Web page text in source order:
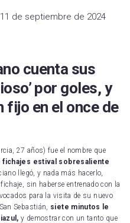
11 de septiembre de 2024
cuenta sus
por goles, y
fijo en el once de
27 años) fue el nombre que
fichajes estival sobresaliente
llegó, y nada más hacerlo,
sin haberse entrenado con la
para la visita de su nuevo
Sebastián, siete minutos le
y demostrar con un tanto que